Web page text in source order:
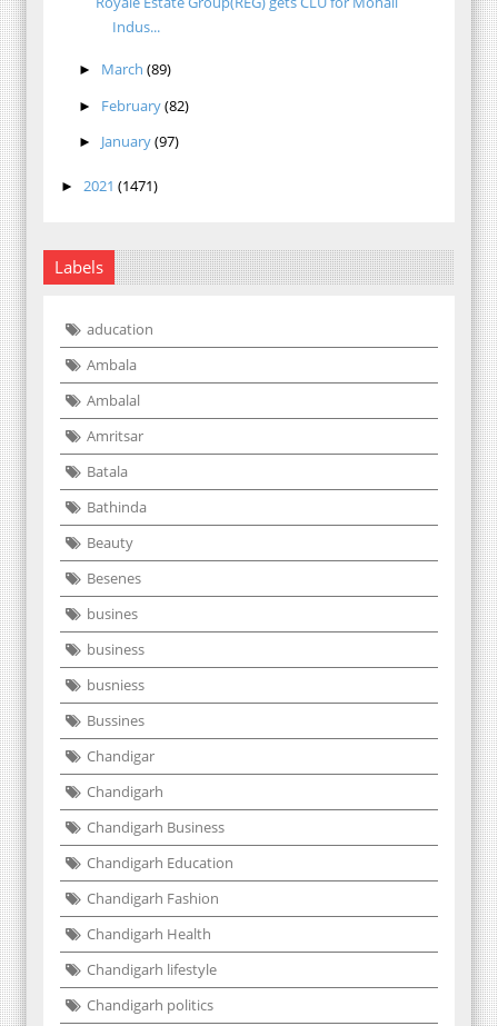
Indus...
► March (89)
► February(82)
► January(97)
► 2021 (1471)
Labels
aducation
Ambala
Ambalal
Amritsar
Batala
Bathinda
Beauty
Besenes
busines
business
busniess
Bussines
Chandigar
Chandigarh
Chandigarh Business
Chandigarh Education
Chandigarh Fashion
Chandigarh Health
Chandigarh lifestyle
Chandigarh politics